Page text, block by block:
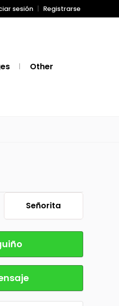
sesión Registrarse
Other
Señorita